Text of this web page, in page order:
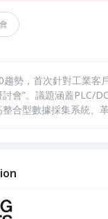
勢，首次針對工業客
會”。議題涵蓋PLC/
合型數據採集系統、